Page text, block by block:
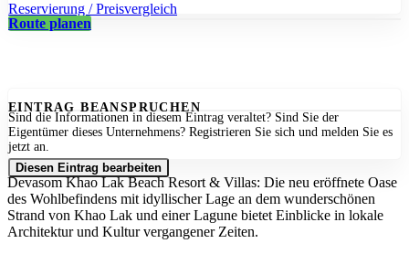
Reservierung / Preisvergleich
Route planen
EINTRAG BEANSPRUCHEN
Sind die Informationen in diesem Eintrag veraltet? Sind Sie der
Eigentümer dieses Unternehmens? Registrieren Sie sich und melden Sie es
jetzt an.
Diesen Eintrag bearbeiten
Devasom Khao Lak Beach Resort & Villas: Die neu eröffnete Oase
des Wohlbefindens mit idyllischer Lage an dem wunderschönen
Strand von Khao Lak und einer Lagune bietet Einblicke in lokale
Architektur und Kultur vergangener Zeiten.